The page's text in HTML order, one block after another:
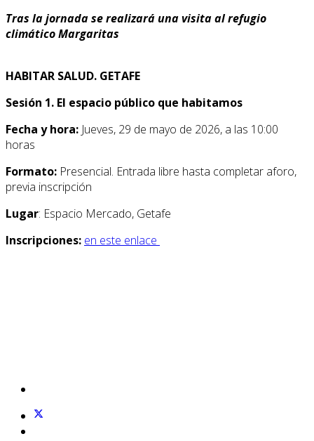
Tras la jornada se realizará una visita al refugio
climático Margaritas
HABITAR SALUD. GETAFE
Sesión 1. El espacio público que habitamos
Fecha y hora: Jueves, 29 de mayo de 2026, a las 10:00
horas
Formato: Presencial. Entrada libre hasta completar aforo,
previa inscripción
Lugar: Espacio Mercado, Getafe
Inscripciones: en este enlace